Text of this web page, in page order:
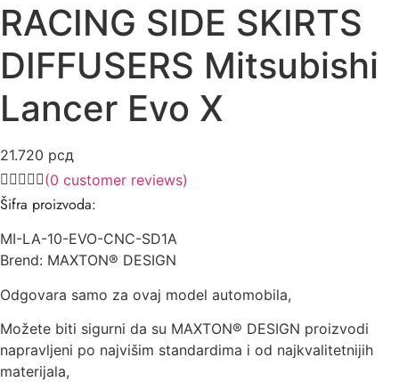
RACING SIDE SKIRTS
DIFFUSERS Mitsubishi
Lancer Evo X
21.720 рсд
(0 customer reviews)
Šifra proizvoda:
MI-LA-10-EVO-CNC-SD1A
Brend: MAXTON® DESIGN
Odgovara samo za ovaj model automobila,
Možete biti sigurni da su MAXTON® DESIGN proizvodi
napravljeni po najvišim standardima i od najkvalitetnijih
materijala,